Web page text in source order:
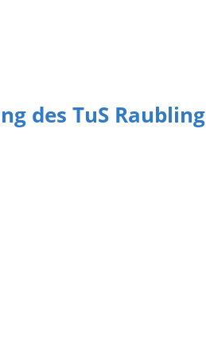
des TuS Raubling